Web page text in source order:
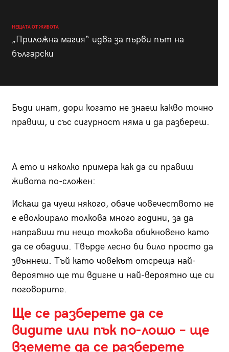
НЕЩАТА ОТ ЖИВОТА
„Приложна магия“ идва за първи път на
български
Бъди инат, дори когато не знаеш какво точно
правиш, и със сигурност няма и да разбереш.
А ето и няколко примера как да си правиш
живота по-сложен:
Искаш да чуеш някого, обаче човечеството не
е еволюирало толкова много години, за да
направиш ти нещо толкова обикновено като
да се обадиш. Твърде лесно би било просто да
звъннеш. Тъй като човекът отсреща най-
вероятно ще ти вдигне и най-вероятно ще си
поговорите.
Ще се разберете да се
видите или пък по-лошо – ще
вземете да се разберете